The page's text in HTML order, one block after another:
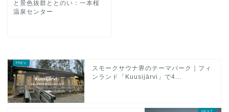
と景色抜群ととのい：一本桜
温泉センター
スモークサウナ界のテーマパーク｜フィ
ンランド「Kuusijärvi」で4...